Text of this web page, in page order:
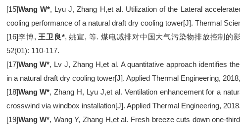
[15]Wang W*, Lyu J, Zhang H,et al. Utilization of the Lateral
cooling performance of a natural draft dry cooling tower[J]. Thermal
[16]李博, 王卫良*,姚宣, 等.煤电减排对中国大气污染物排放控制的
52(01): 110-117.
[17]Wang W*, Lv J, Zhang H,et al. A quantitative approach identifies
in a natural draft dry cooling tower[J]. Applied Thermal Engineering,
[18]Wang W*, Zhang H, Lyu J,et al. Ventilation enhancement for a
crosswind via windbox installation[J]. Applied Thermal Engineering,
[19]Wang W*, Wang Y, Zhang H,et al. Fresh breeze cuts down one-